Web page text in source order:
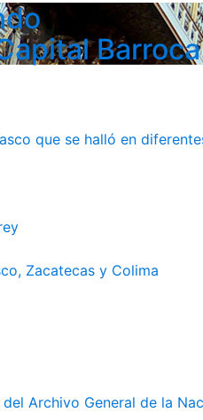
Barroca
que se halló en
Zacatecas y Colima
Archivo General de la